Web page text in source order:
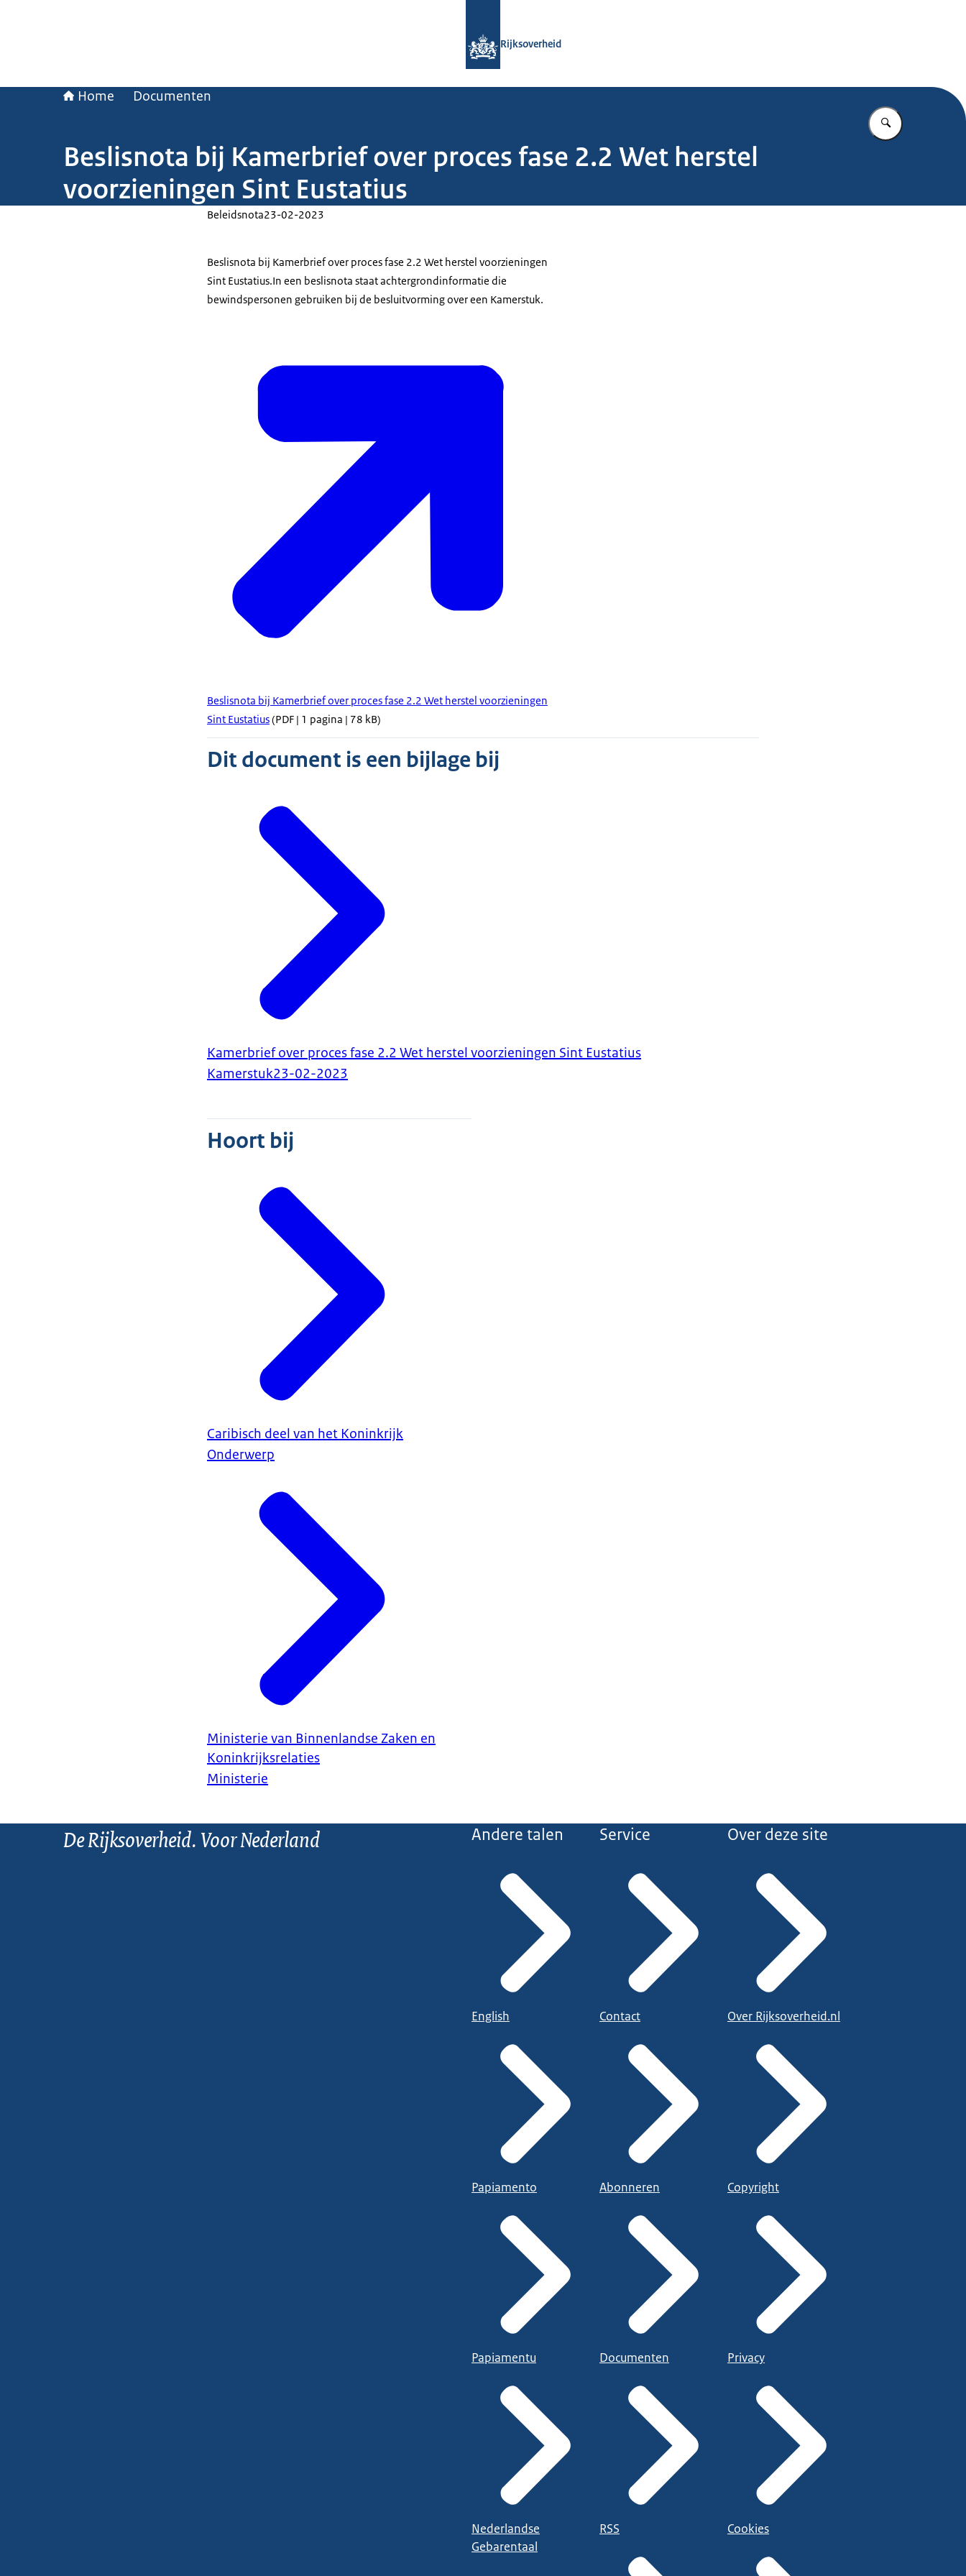
Rijksoverheid
Home Documenten
Vul in wat u
Beslisnota bij Kamerbrief over proces fase 2.2 Wet herstel
voorzieningen Sint Eustatius
Beleidsnota23-02-2023
Beslisnota bij Kamerbrief over proces fase 2.2 Wet herstel voorzieningen
Sint Eustatius.In een beslisnota staat achtergrondinformatie die
bewindspersonen gebruiken bij de besluitvorming over een Kamerstuk.
Beslisnota bij Kamerbrief over proces fase 2.2 Wet herstel voorzieningen
Sint Eustatius(PDF | 1 pagina | 78 kB)
Dit document is een bijlage bij
Kamerbrief over proces fase 2.2 Wet herstel voorzieningen Sint Eustatius
Kamerstuk23-02-2023
Hoort bij
Caribisch deel van het Koninkrijk
Onderwerp
Ministerie van Binnenlandse Zaken en
Koninkrijksrelaties
Ministerie
De Rijksoverheid. Voor Nederland Andere talen
English
Papiamento
Papiamentu
Nederlandse
Gebarentaal
Service
Contact
Abonneren
Documenten
RSS
Over deze site
Over Rijksoverheid.nl
Copyright
Privacy
Cookies